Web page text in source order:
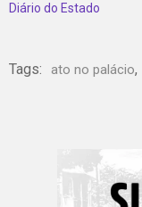
Diário do Estado
Tags: ato no palácio,